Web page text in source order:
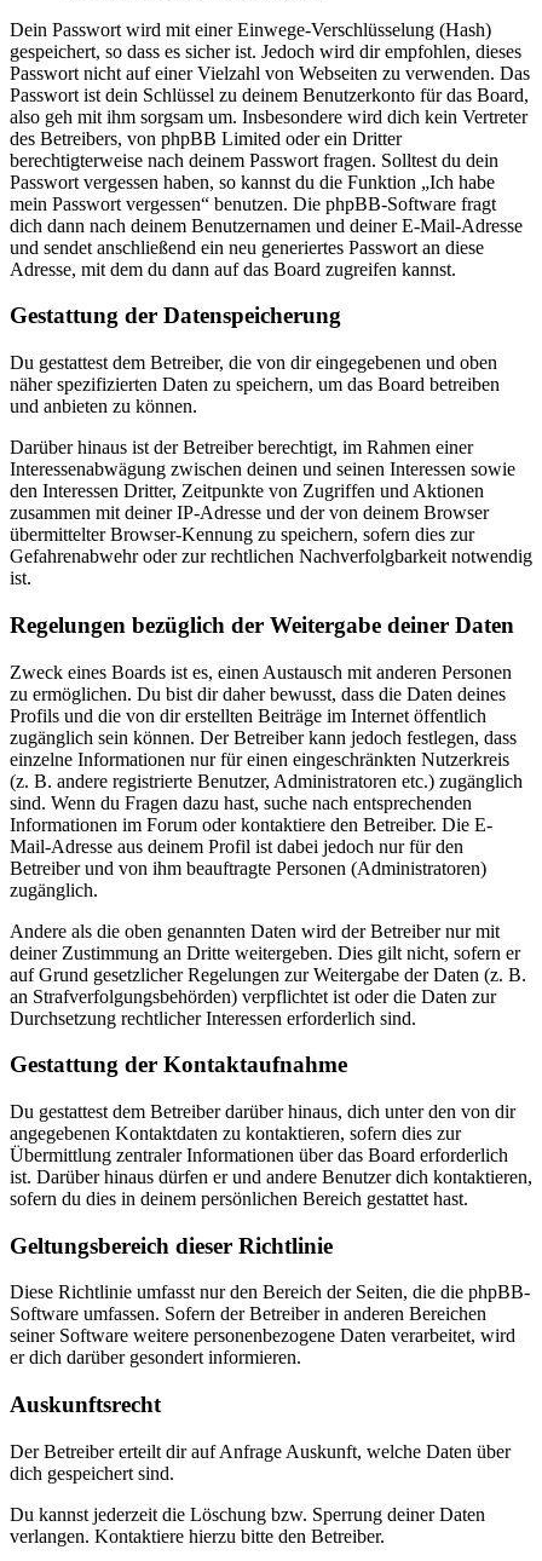
Dein Passwort wird mit einer Einwege-Verschlüsselung (Hash)
gespeichert, so dass es sicher ist. Jedoch wird dir empfohlen, dieses
Passwort nicht auf einer Vielzahl von Webseiten zu verwenden. Das
Passwort ist dein Schlüssel zu deinem Benutzerkonto für das Board,
also geh mit ihm sorgsam um. Insbesondere wird dich kein Vertreter
des Betreibers, von phpBB Limited oder ein Dritter
berechtigterweise nach deinem Passwort fragen. Solltest du dein
Passwort vergessen haben, so kannst du die Funktion „Ich habe
mein Passwort vergessen“ benutzen. Die phpBB-Software fragt
dich dann nach deinem Benutzernamen und deiner E-Mail-Adresse
und sendet anschließend ein neu generiertes Passwort an diese
Adresse, mit dem du dann auf das Board zugreifen kannst.
Gestattung der Datenspeicherung
Du gestattest dem Betreiber, die von dir eingegebenen und oben
näher spezifizierten Daten zu speichern, um das Board betreiben
und anbieten zu können.
Darüber hinaus ist der Betreiber berechtigt, im Rahmen einer
Interessenabwägung zwischen deinen und seinen Interessen sowie
den Interessen Dritter, Zeitpunkte von Zugriffen und Aktionen
zusammen mit deiner IP-Adresse und der von deinem Browser
übermittelter Browser-Kennung zu speichern, sofern dies zur
Gefahrenabwehr oder zur rechtlichen Nachverfolgbarkeit notwendig
ist.
Regelungen bezüglich der Weitergabe deiner Daten
Zweck eines Boards ist es, einen Austausch mit anderen Personen
zu ermöglichen. Du bist dir daher bewusst, dass die Daten deines
Profils und die von dir erstellten Beiträge im Internet öffentlich
zugänglich sein können. Der Betreiber kann jedoch festlegen, dass
einzelne Informationen nur für einen eingeschränkten Nutzerkreis
(z. B. andere registrierte Benutzer, Administratoren etc.) zugänglich
sind. Wenn du Fragen dazu hast, suche nach entsprechenden
Informationen im Forum oder kontaktiere den Betreiber. Die E-
Mail-Adresse aus deinem Profil ist dabei jedoch nur für den
Betreiber und von ihm beauftragte Personen (Administratoren)
zugänglich.
Andere als die oben genannten Daten wird der Betreiber nur mit
deiner Zustimmung an Dritte weitergeben. Dies gilt nicht, sofern er
auf Grund gesetzlicher Regelungen zur Weitergabe der Daten (z. B.
an Strafverfolgungsbehörden) verpflichtet ist oder die Daten zur
Durchsetzung rechtlicher Interessen erforderlich sind.
Gestattung der Kontaktaufnahme
Du gestattest dem Betreiber darüber hinaus, dich unter den von dir
angegebenen Kontaktdaten zu kontaktieren, sofern dies zur
Übermittlung zentraler Informationen über das Board erforderlich
ist. Darüber hinaus dürfen er und andere Benutzer dich kontaktieren,
sofern du dies in deinem persönlichen Bereich gestattet hast.
Geltungsbereich dieser Richtlinie
Diese Richtlinie umfasst nur den Bereich der Seiten, die die phpBB-
Software umfassen. Sofern der Betreiber in anderen Bereichen
seiner Software weitere personenbezogene Daten verarbeitet, wird
er dich darüber gesondert informieren.
Auskunftsrecht
Der Betreiber erteilt dir auf Anfrage Auskunft, welche Daten über
dich gespeichert sind.
Du kannst jederzeit die Löschung bzw. Sperrung deiner Daten
verlangen. Kontaktiere hierzu bitte den Betreiber.